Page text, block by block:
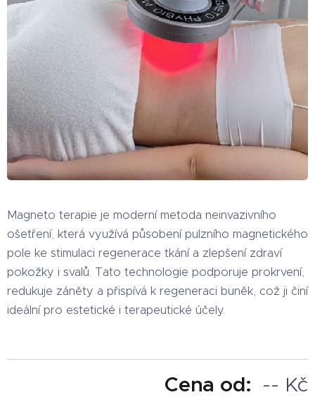
Magneto terapie je moderní metoda neinvazivního
ošetření, která využívá působení pulzního magnetického
pole ke stimulaci regenerace tkání a zlepšení zdraví
pokožky i svalů. Tato technologie podporuje prokrvení,
redukuje záněty a přispívá k regeneraci buněk, což ji činí
ideální pro estetické i terapeutické účely.
Cena od: -- Kč